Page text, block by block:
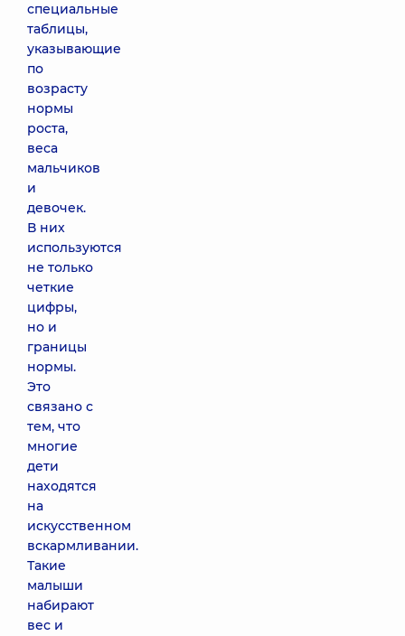
специальные
таблицы,
указывающие
по
возрасту
нормы
роста,
веса
мальчиков
и
девочек.
В них
используются
не только
четкие
цифры,
но и
границы
нормы.
Это
связано с
тем, что
многие
дети
находятся
на
искусственном
вскармливании.
Такие
малыши
набирают
вес и